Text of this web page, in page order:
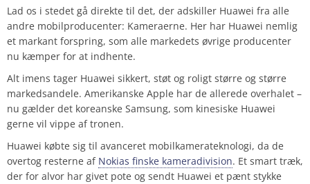
Lad os i stedet gå direkte til det, der adskiller Huawei fra alle
andre mobilproducenter: Kameraerne. Her har Huawei nemlig
et markant forspring, som alle markedets øvrige producenter
nu kæmper for at indhente.
Alt imens tager Huawei sikkert, støt og roligt større og større
markedsandele. Amerikanske Apple har de allerede overhalet –
nu gælder det koreanske Samsung, som kinesiske Huawei
gerne vil vippe af tronen.
Huawei købte sig til avanceret mobilkamerateknologi, da de
overtog resterne af Nokias finske kameradivision. Et smart træk,
der for alvor har givet pote og sendt Huawei et pænt stykke